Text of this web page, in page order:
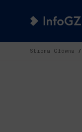
Strona Główna